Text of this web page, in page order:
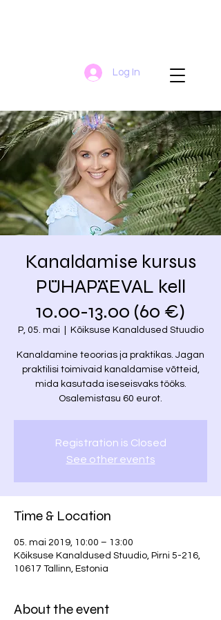
Log In
Kanaldamise kursus
PÜHAPÄEVAL kell
10.00-13.00 (60 €)
P, 05. mai Kõiksuse Kanaldused Stuudio
Kanaldamine teoorias ja praktikas. Jagan
praktilisi toimivaid kanaldamise võtteid,
mida kasutada iseseisvaks tööks.
Osalemistasu 60 eurot.
Registration is Closed
See other events
Time & Location
05. mai 2019, 10:00 – 13:00
Kõiksuse Kanaldused Stuudio, Pirni 5-216,
10617 Tallinn, Estonia
About the event